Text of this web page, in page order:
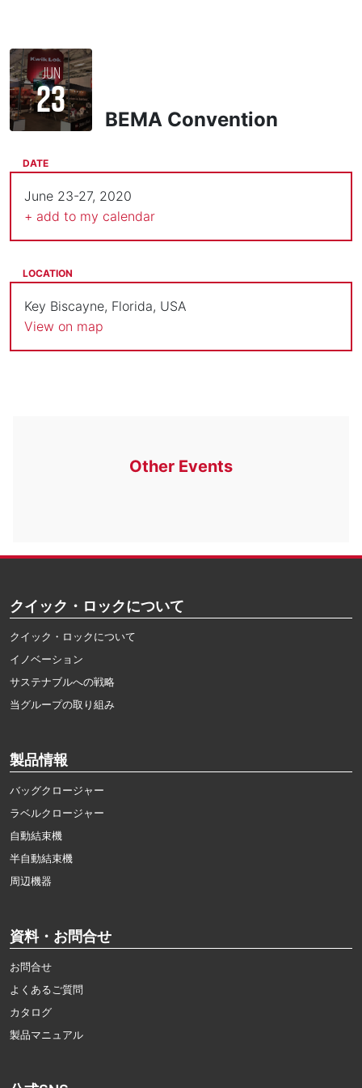
BEMA Convention
JUN
23
DATE
June 23-27, 2020
+ add to my calendar
LOCATION
Key Biscayne, Florida, USA
View on map
Other Events
クイック・ロックについて
クイック・ロックについて
イノベーション
サステナブルへの戦略
当グループの取り組み
製品情報
バッグクロージャー
ラベルクロージャー
自動結束機
半自動結束機
周辺機器
資料・お問合せ
お問合せ
よくあるご質問
カタログ
製品マニュアル